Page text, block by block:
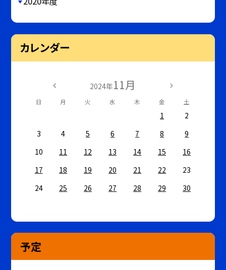
カレンダー
2024年11月
日 月 火 水 木 金 土
1
2
3
4 5 6 7 8
9
10
11 12 13 14 15
16
17
18 19 20 21 22
23
24
25 26 27 28 29 30
予定